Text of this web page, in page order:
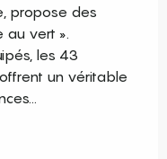
propose des
au vert ».
les 43
un véritable